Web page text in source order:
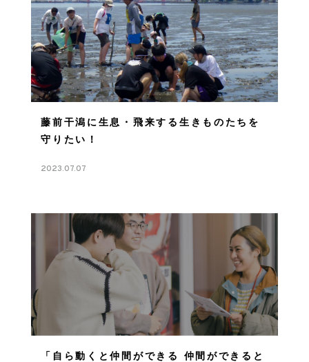
藤前干潟に生息・飛来する生きものたちを
守りたい！
2023.07.07
「自ら動くと仲間ができる 仲間ができると